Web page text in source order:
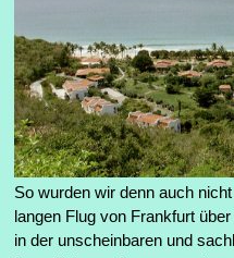
So wurden wir denn auch
langen Flug von Frankfurt
in der unscheinbaren und